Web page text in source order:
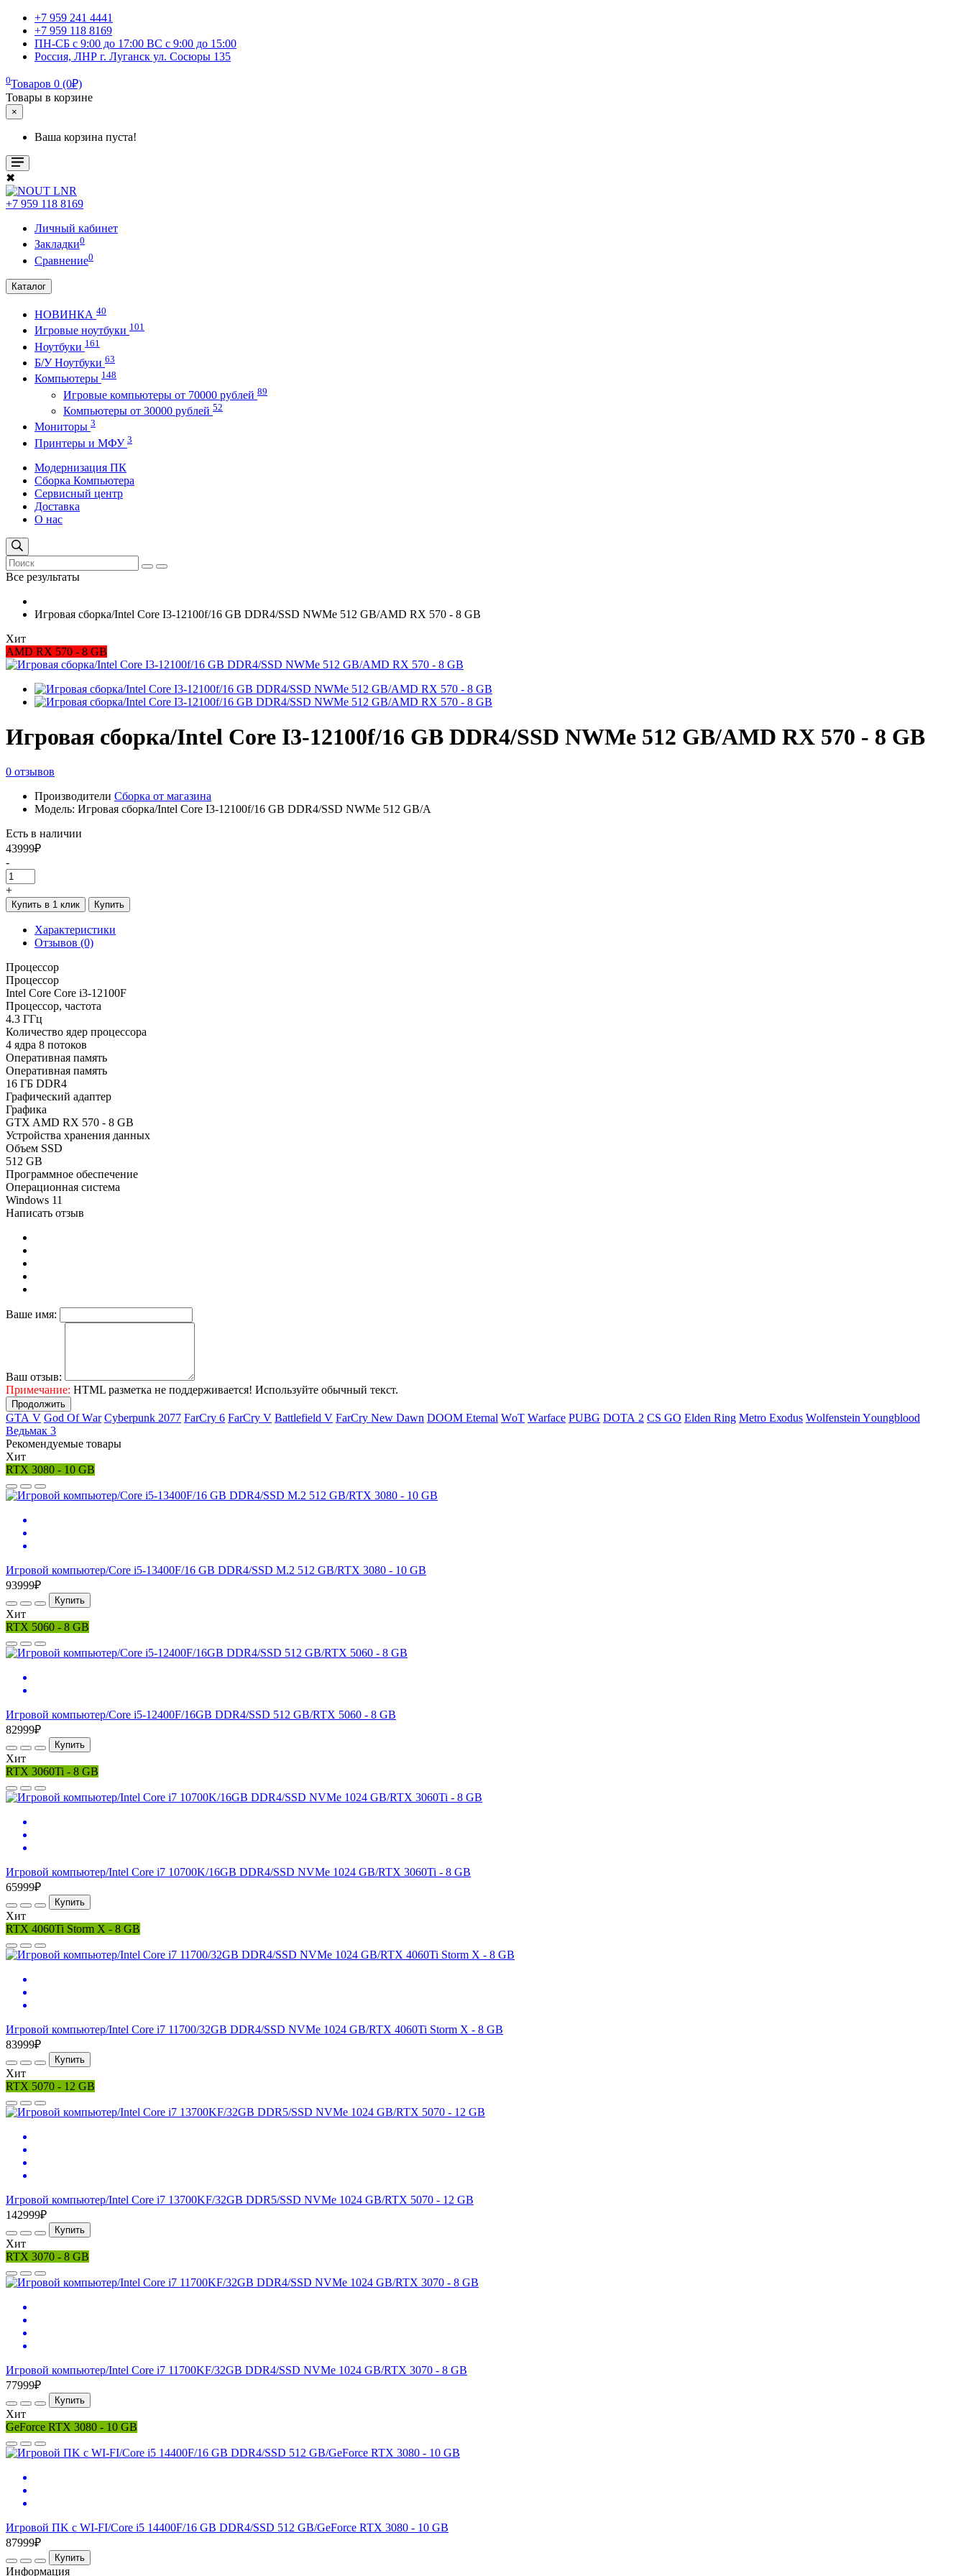
+7 959 241 4441
+7 959 118 8169
ПН-СБ с 9:00 до 17:00 ВС с 9:00 до 15:00
Россия, ЛНР г. Луганск ул. Сосюры 135
0Товаров 0 (0₽)
Товары в корзине
×
Ваша корзина пуста!
✖
+7 959 118 8169
Личный кабинет
Закладки0
Сравнение0
Каталог
НОВИНКА 40
Игровые ноутбуки 101
Ноутбуки 161
Б/У Ноутбуки 63
Компьютеры 148
Игровые компьютеры от 70000 рублей 89
Компьютеры от 30000 рублей 52
Мониторы 3
Принтеры и МФУ 3
Модернизация ПК
Сборка Компьютера
Сервисный центр
Доставка
О нас
Все результаты
Игровая сборка/Intel Core I3-12100f/16 GB DDR4/SSD NWMe 512 GB/AMD RX 570 - 8 GB
Хит
AMD RX 570 - 8 GB
Игровая сборка/Intel Core I3-12100f/16 GB DDR4/SSD NWMe 512 GB/AMD RX 570 - 8 GB
0 отзывов
Производители Сборка от магазина
Модель: Игровая сборка/Intel Core I3-12100f/16 GB DDR4/SSD NWMe 512 GB/A
Есть в наличии
43999₽
-
+
Купить в 1 клик Купить
Характеристики
Отзывов (0)
Процессор
Процессор
Intel Core Core i3-12100F
Процессор, частота
4.3 ГГц
Количество ядер процессора
4 ядра 8 потоков
Оперативная память
Оперативная память
16 ГБ DDR4
Графический адаптер
Графика
GTX AMD RX 570 - 8 GB
Устройства хранения данных
Объем SSD
512 GB
Программное обеспечение
Операционная система
Windows 11
Написать отзыв
Ваше имя:
Ваш отзыв:
Примечание: HTML разметка не поддерживается! Используйте обычный текст.
Продолжить
GТА V Gоd Оf Wаr Cyberpunk 2077 FаrСry 6 FarCry V Ваttlеfiеld V FаrСry Nеw Dаwn DООМ Еtеrnаl WоТ Wаrfасе РUВG DОТА 2 СS GО Elden Ring Меtrо Ехоdus Wоlfеnstеin Yоungblооd
Ведьмак 3
Рекомендуемые товары
Хит
RTX 3080 - 10 GB
Игровой компьютер/Core i5-13400F/16 GB DDR4/SSD M.2 512 GB/RTX 3080 - 10 GB
93999₽
Купить
Хит
RTX 5060 - 8 GB
Игровой компьютер/Core i5-12400F/16GB DDR4/SSD 512 GB/RTX 5060 - 8 GB
82999₽
Купить
Хит
RTX 3060Ti - 8 GB
Игровой компьютер/Intel Core i7 10700K/16GB DDR4/SSD NVMe 1024 GB/RTX 3060Ti - 8 GB
65999₽
Купить
Хит
RTX 4060Ti Storm X - 8 GB
Игровой компьютер/Intel Core i7 11700/32GB DDR4/SSD NVMe 1024 GB/RTX 4060Ti Storm X - 8 GB
83999₽
Купить
Хит
RTX 5070 - 12 GB
Игровой компьютер/Intel Core i7 13700KF/32GB DDR5/SSD NVMe 1024 GB/RTX 5070 - 12 GB
142999₽
Купить
Хит
RTX 3070 - 8 GB
Игровой компьютер/Intel Core i7 11700KF/32GB DDR4/SSD NVMe 1024 GB/RTX 3070 - 8 GB
77999₽
Купить
Хит
GeForce RTX 3080 - 10 GB
Игровой ПK с WI-FI/Core i5 14400F/16 GB DDR4/SSD 512 GB/GeForce RTX 3080 - 10 GB
87999₽
Купить
Информация